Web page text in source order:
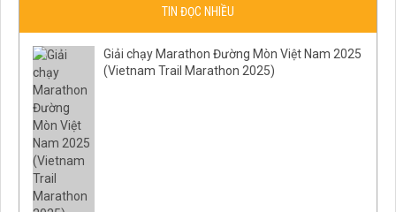
TIN ĐỌC NHIỀU
Giải chạy Marathon Đường Mòn Việt Nam 2025
(Vietnam Trail Marathon 2025)